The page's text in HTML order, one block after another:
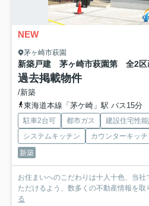
NEW
茅ヶ崎市萩園
新築戸建 茅ヶ崎市萩園第 全2区
過去掲載物件
/新築
東海道本線「茅ケ崎」駅 バス15分
駐車2台可 都市ガス 建設住宅性
システムキッチン
カウンターキッチ
新築
お住まいへのこだわりは十人十色、当
ただけるよう、数多くの不動産情報を取
る